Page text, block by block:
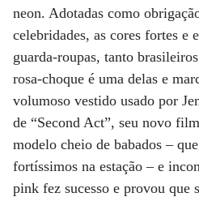
neon. Adotadas como
celebridades, as cores fortes e
guarda-roupas, tanto
rosa-choque é uma delas e
volumoso vestido usado por
de “Second Act”, seu novo
modelo cheio de babados –
fortíssimos na estação – e
pink fez sucesso e provou que